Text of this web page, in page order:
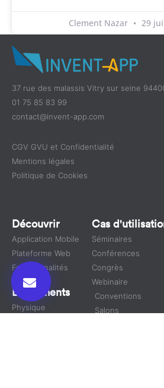
Clement Nazar 29
37 rue des malassis Vitry sur seine
01 75 85 83 99
contact@invent-app.com
CGV GVU et Confidentialité
Mentions légales
Politique de Cookies
Découvrir
Application Mobile
Plateforme Web
Fonctionnalités
Événements
Physique
Cas
Séminaires
Conférences
Congrès
Webinaire
Conventions
Salons